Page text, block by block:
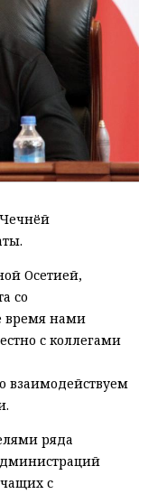
Осетией,
со
время нами
с коллегами
взаимодействуем
ряда
с